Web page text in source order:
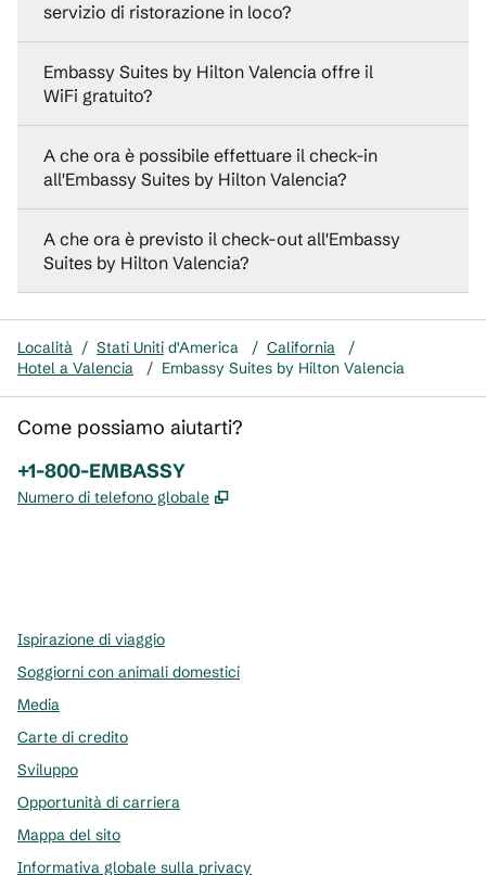
servizio di ristorazione in loco?
Embassy Suites by Hilton Valencia offre il
WiFi gratuito?
A che ora è possibile effettuare il check-in
all'Embassy Suites by Hilton Valencia?
A che ora è previsto il check-out all'Embassy
Suites by Hilton Valencia?
Località / Stati Uniti d'America / California
/
Hotel a Valencia
/ Embassy Suites by Hilton Valencia
Come possiamo aiutarti?
Telefono:
+1-800-EMBASSY
Numero di telefono globale ,
Ispirazione di viaggio
Soggiorni con animali domestici
Media
Carte di credito
Sviluppo
Opportunità di carriera
Mappa del sito
Informativa globale sulla privacy